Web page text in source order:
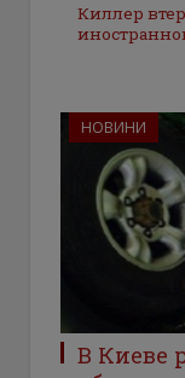
Киллер
НОВИНИ
В Киеве